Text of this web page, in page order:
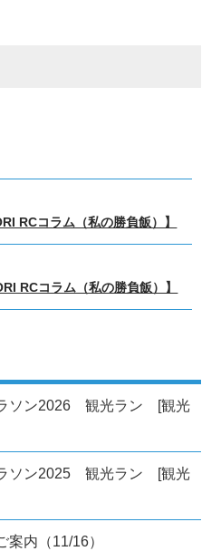
RCコラム（私の勝負飯）】
RCコラム（私の勝負飯）】
ラソン2026 観光ラン [観光
ラソン2025 観光ラン [観光
案内（11/16）